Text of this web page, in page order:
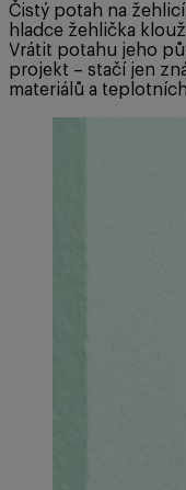
Čistý potah na
hladce žehlička
Vrátit potahu jeho
projekt – stačí jen
materiálů a